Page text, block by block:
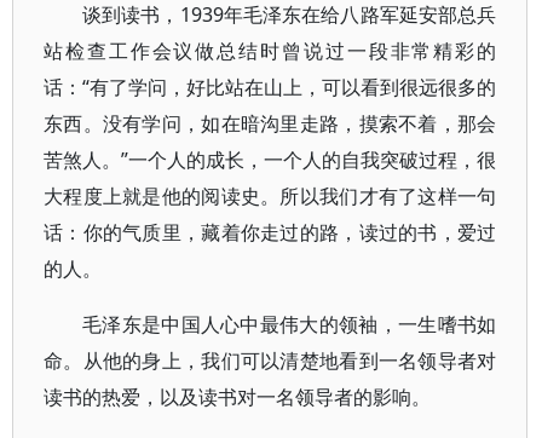
谈到读书，1939年毛泽东在给八路军延安部总兵
站检查工作会议做总结时曾说过一段非常精彩的
话：“有了学问，好比站在山上，可以看到很远很多的
东西。没有学问，如在暗沟里走路，摸索不着，那会
苦煞人。”一个人的成长，一个人的自我突破过程，很
大程度上就是他的阅读史。所以我们才有了这样一句
话：你的气质里，藏着你走过的路，读过的书，爱过
的人。
毛泽东是中国人心中最伟大的领袖，一生嗜书如
命。从他的身上，我们可以清楚地看到一名领导者对
读书的热爱，以及读书对一名领导者的影响。